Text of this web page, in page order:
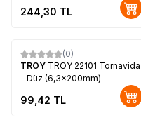
244,30 TL
(0)
TROY TROY 22101 Tornavida
- Düz (6,3x200mm)
99,42 TL